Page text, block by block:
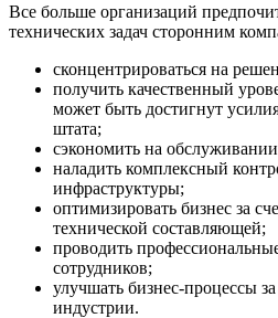
Все больше организаций
технических задач сторонним
сконцентрироваться на
получить качественный
может быть достигнут
штата;
сэкономить на
наладить комплексный
инфраструктуры;
оптимизировать бизнес за
технической составляющей;
проводить
сотрудников;
улучшать бизнес-процессы
индустрии.